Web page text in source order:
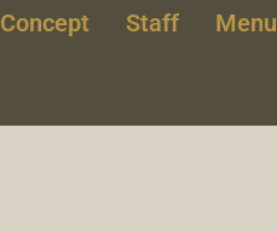
Concept Staff Menu